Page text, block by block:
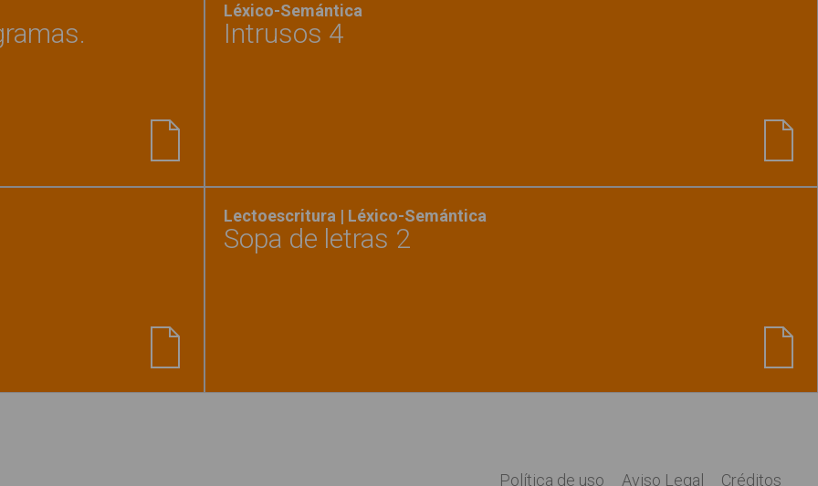
Léxico-Semántica
Intrusos 4
Lectoescritura | Léxico-Semántica
Sopa de letras 2
Política de uso Aviso Legal Créditos